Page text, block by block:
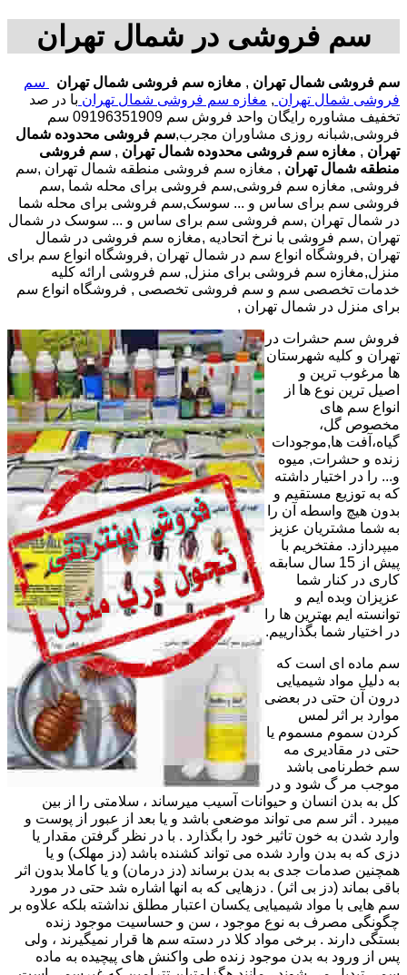
سم فروشی در شمال تهران
سم فروشی شمال تهران , مغازه سم فروشی شمال تهران
سم
فروشی شمال تهران , مغازه سم فروشی شمال تهران با در صد
تخفیف مشاوره رایگان واحد فروش سم 09196351909 سم
فروشی,شبانه روزی مشاوران مجرب,سم فروشی محدوده شمال
تهران , مغازه سم فروشی محدوده شمال تهران , سم فروشی
منطقه شمال تهران , مغازه سم فروشی منطقه شمال تهران ,سم
فروشی, مغازه سم فروشی,سم فروشی برای محله شما ,سم
فروشی سم برای ساس و ... سوسک,سم فروشی برای محله شما
در شمال تهران ,سم فروشی سم برای ساس و ... سوسک در شمال
تهران ,سم فروشی با نرخ اتحادیه ,مغازه سم فروشی در شمال
تهران ,فروشگاه انواع سم در شمال تهران ,فروشگاه انواع سم برای
منزل,مغازه سم فروشی برای منزل, سم فروشی ارائه کلیه
خدمات تخصصی سم و سم فروشی تخصصی , فروشگاه انواع سم
برای منزل در شمال تهران ,
فروش سم حشرات در
تهران و کلیه شهرستان
ها مرغوب ترین و
اصیل ترین نوع ها از
انواع سم های
مخصوص گل،
گیاه،آفت ها,موجودات
زنده و حشرات, میوه
و... را در اختیار داشته
که به توزیع مستقیم و
بدون هیچ واسطه آن را
به شما مشتریان عزیز
میپردازد. مفتخریم با
پیش از 15 سال سابقه
کاری در کنار شما
عزیزان وبده ایم و
توانسته ایم بهترین ها را
در اختیار شما بگذارییم.
سم ماده ای است که
به دلیل مواد شیمیایی
درون آن حتی در بعضی
موارد بر اثر لمس
کردن سموم مسموم یا
حتی در مقادیری مه
سم خطرنامی باشد
موجب مر گ شود و در
کل به بدن انسان و حیوانات آسیب میرساند ، سلامتی را از بین
میبرد . اثر سم می تواند موضعی باشد و یا بعد از عبور از پوست و
وارد شدن به خون تاثیر خود را بگذارد . با در نظر گرفتن مقدار یا
دزی که به بدن وارد شده می تواند کشنده باشد (دز مهلک) و یا
همچنین صدمات جدی به بدن برساند (دز درمان) و یا کاملا بدون اثر
باقی بماند (دز بی اثر) . دزهایی که به انها اشاره شد حتی در مورد
سم هایی با مواد شیمیایی یکسان اعتبار مطلق نداشته بلکه علاوه بر
چگونگی مصرف به نوع موجود ، سن و حساسیت موجود زنده
بستگی دارند . برخی مواد کلا در دسته سم ها قرار نمیگیرند ، ولی
پس از ورود به بدن موجود زنده طی واکنش های پیچیده به ماده